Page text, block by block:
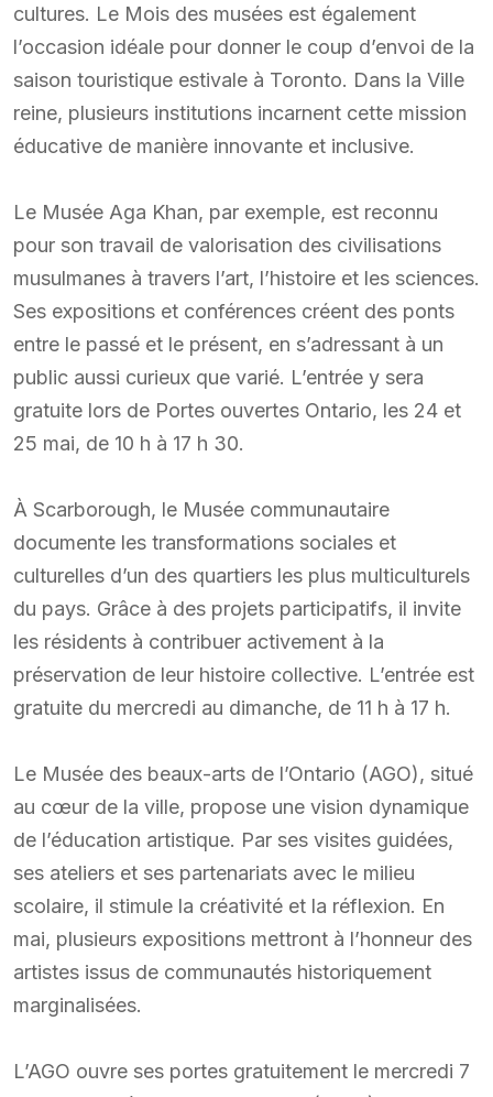
cultures. Le Mois des musées est également
l’occasion idéale pour donner le coup d’envoi de la
saison touristique estivale à Toronto. Dans la Ville
reine, plusieurs institutions incarnent cette mission
éducative de manière innovante et inclusive.
Le Musée Aga Khan, par exemple, est reconnu
pour son travail de valorisation des civilisations
musulmanes à travers l’art, l’histoire et les sciences.
Ses expositions et conférences créent des ponts
entre le passé et le présent, en s’adressant à un
public aussi curieux que varié. L’entrée y sera
gratuite lors de Portes ouvertes Ontario, les 24 et
25 mai, de 10 h à 17 h 30.
À Scarborough, le Musée communautaire
documente les transformations sociales et
culturelles d’un des quartiers les plus multiculturels
du pays. Grâce à des projets participatifs, il invite
les résidents à contribuer activement à la
préservation de leur histoire collective. L’entrée est
gratuite du mercredi au dimanche, de 11 h à 17 h.
Le Musée des beaux-arts de l’Ontario (AGO), situé
au cœur de la ville, propose une vision dynamique
de l’éducation artistique. Par ses visites guidées,
ses ateliers et ses partenariats avec le milieu
scolaire, il stimule la créativité et la réflexion. En
mai, plusieurs expositions mettront à l’honneur des
artistes issus de communautés historiquement
marginalisées.
L’AGO ouvre ses portes gratuitement le mercredi 7